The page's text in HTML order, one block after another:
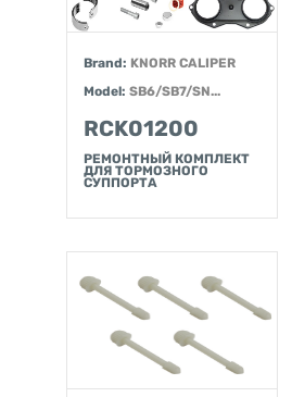
Brand: KNORR CALIPER
Model: SB6/SB7/SN...
RCK01200
РЕМОНТНЫЙ КОМПЛЕКТ
ДЛЯ ТОРМОЗНОГО
СУППОРТА